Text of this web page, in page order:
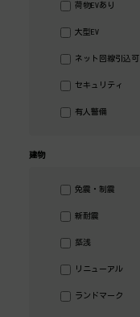
荷物EVあり
大型EV
ネット回線引込可
セキュリティ
有人警備
建物
免震・制震
新耐震
築浅
リニューアル
ランドマーク